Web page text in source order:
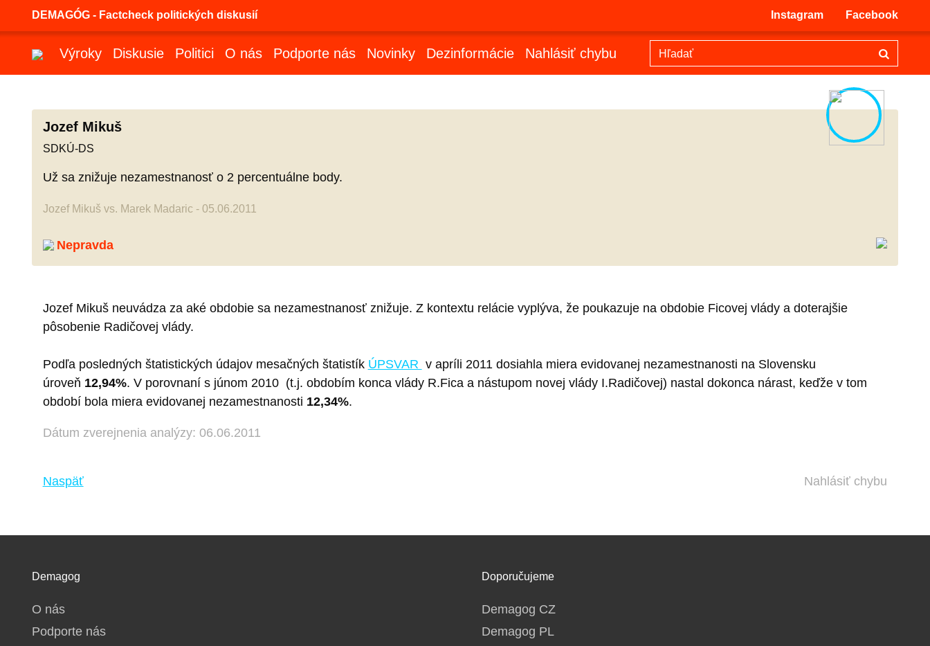
DEMAGÓG - Factcheck politických diskusií Instagram Facebook
Výroky Diskusie Politici O nás Podporte nás Novinky Dezinformácie Nahlásiť chybu
Jozef Mikuš
SDKÚ-DS
Už sa znižuje nezamestnanosť o 2 percentuálne body.
Jozef Mikuš vs. Marek Madaric - 05.06.2011
Nepravda
Jozef Mikuš neuvádza za aké obdobie sa nezamestnanosť znižuje. Z kontextu relácie vyplýva, že poukazuje na obdobie Ficovej vlády a doterajšie
pôsobenie Radičovej vlády.
Podľa posledných štatistických údajov mesačných štatistík ÚPSVAR v apríli 2011 dosiahla miera evidovanej nezamestnanosti na Slovensku
úroveň 12,94%. V porovnaní s júnom 2010 (t.j. obdobím konca vlády R.Fica a nástupom novej vlády I.Radičovej) nastal dokonca nárast, keďže v tom
období bola miera evidovanej nezamestnanosti 12,34%.
Dátum zverejnenia analýzy: 06.06.2011
Naspäť Nahlásiť chybu
Demagog
O nás
Podporte nás
Doporučujeme
Demagog CZ
Demagog PL